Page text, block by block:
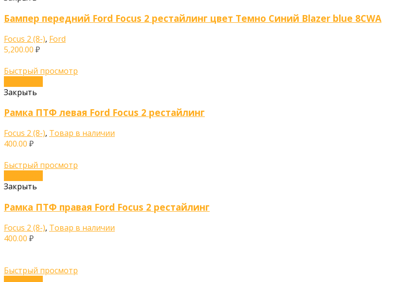
Бампер передний Ford Focus 2 рестайлинг цвет Темно Синий Blazer blue 8CWA
Focus 2 (8-), Ford
5,200.00 ₽
Быстрый просмотр
Закрыть
Рамка ПТФ левая Ford Focus 2 рестайлинг
Focus 2 (8-), Товар в наличии
400.00 ₽
Быстрый просмотр
Закрыть
Рамка ПТФ правая Ford Focus 2 рестайлинг
Focus 2 (8-), Товар в наличии
400.00 ₽
Быстрый просмотр